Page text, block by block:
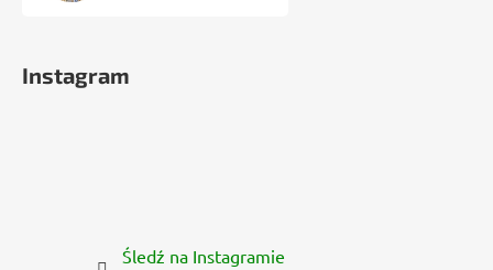
Instagram
Śledź na Instagramie